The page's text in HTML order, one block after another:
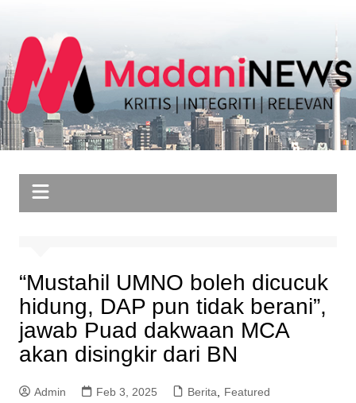
content
“Mustahil UMNO boleh dicucuk
hidung, DAP pun tidak berani”,
jawab Puad dakwaan MCA
akan disingkir dari BN
Admin Feb 3, 2025 Berita, Featured